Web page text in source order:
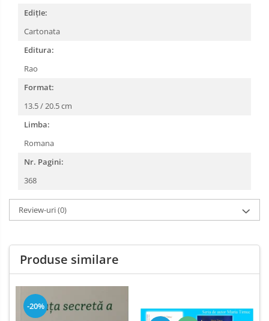
EdițIe:
Cartonata
Editura:
Rao
Format:
13.5 / 20.5 cm
Limba:
Romana
Nr. Pagini:
368
Review-uri(0)
Produse similare
-20%